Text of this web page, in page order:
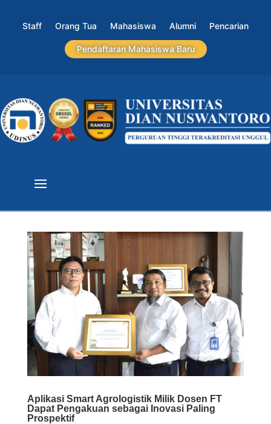
Staff Orang Tua Mahasiswa Alumni Pencarian
Pendaftaran Mahasiswa Baru
Aplikasi Smart Agrologistik Milik Dosen FT
Dapat Pengakuan sebagai Inovasi Paling
Prospektif